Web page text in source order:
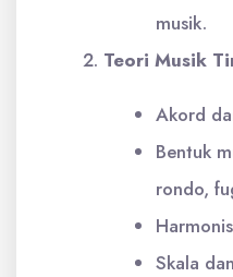
musik.
Teori Musik
Akord
Bentuk
rondo,
Skala